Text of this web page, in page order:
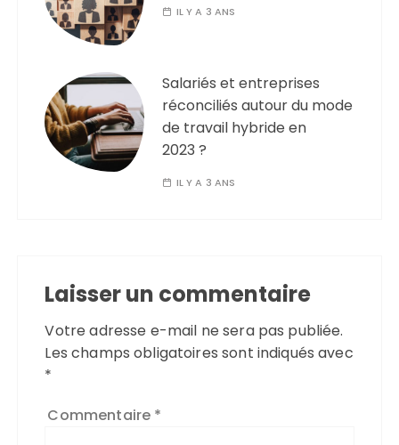
IL Y A 3 ANS
Salariés et entreprises
réconciliés autour du mode
de travail hybride en
2023 ?
IL Y A 3 ANS
Laisser un commentaire
Votre adresse e-mail ne sera pas publiée.
Les champs obligatoires sont indiqués avec
*
Commentaire *